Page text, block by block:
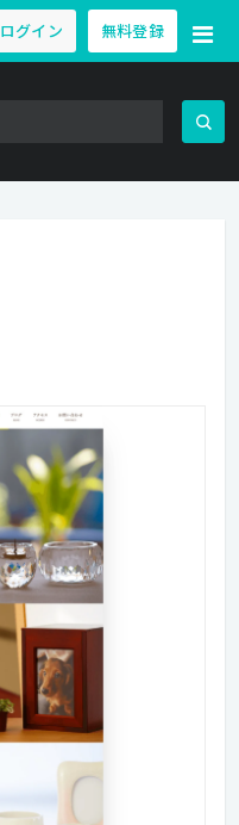
ログイン 無料登録